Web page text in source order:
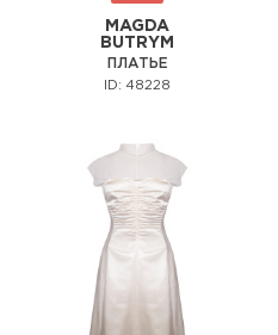
MAGDA
BUTRYM
ПЛАТЬЕ
ID: 48228